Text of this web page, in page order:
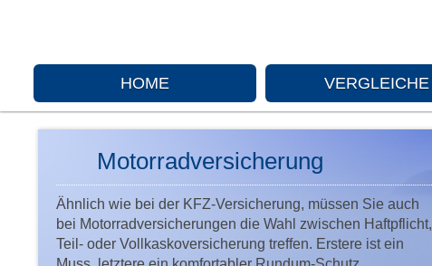
HOME VERGLEICHE
Motorradversicherung
Ähnlich wie bei der KFZ-Versicherung, müssen Sie auch
bei Motorradversicherungen die Wahl zwischen Haftpflicht,
Teil- oder Vollkaskoversicherung treffen. Erstere ist ein